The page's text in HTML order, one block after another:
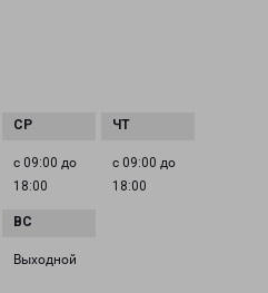
с 09:00 до
18:00
с 09:00 до
18:00
Выходной